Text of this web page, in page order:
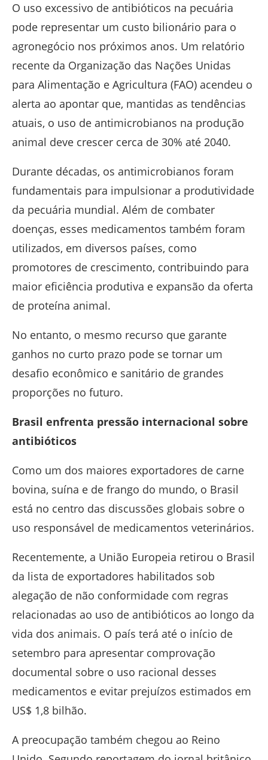
O uso excessivo de antibióticos na pecuária
pode representar um custo bilionário para o
agronegócio nos próximos anos. Um relatório
recente da Organização das Nações Unidas
para Alimentação e Agricultura (FAO) acendeu o
alerta ao apontar que, mantidas as tendências
atuais, o uso de antimicrobianos na produção
animal deve crescer cerca de 30% até 2040.
Durante décadas, os antimicrobianos foram
fundamentais para impulsionar a produtividade
da pecuária mundial. Além de combater
doenças, esses medicamentos também foram
utilizados, em diversos países, como
promotores de crescimento, contribuindo para
maior eficiência produtiva e expansão da oferta
de proteína animal.
No entanto, o mesmo recurso que garante
ganhos no curto prazo pode se tornar um
desafio econômico e sanitário de grandes
proporções no futuro.
Brasil enfrenta pressão internacional sobre
antibióticos
Como um dos maiores exportadores de carne
bovina, suína e de frango do mundo, o Brasil
está no centro das discussões globais sobre o
uso responsável de medicamentos veterinários.
Recentemente, a União Europeia retirou o Brasil
da lista de exportadores habilitados sob
alegação de não conformidade com regras
relacionadas ao uso de antibióticos ao longo da
vida dos animais. O país terá até o início de
setembro para apresentar comprovação
documental sobre o uso racional desses
medicamentos e evitar prejuízos estimados em
US$ 1,8 bilhão.
A preocupação também chegou ao Reino